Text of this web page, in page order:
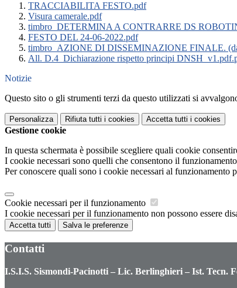
TRACCIABILITA FESTO.pdf
Visura camerale.pdf
timbro_DETERMINA A CONTRARRE DS
FESTO DEL 24-06-2022.pdf
timbro_AZIONE DI DISSEMINAZIONE FINALE.
All. D.4_Dichiarazione rispetto principi
Notizie
Questo sito o gli strumenti terzi da questo utilizzati si
Personalizza Rifiuta tutti i cookies Accetta tutti i cookies
Gestione cookie
In questa schermata è possibile scegliere quali cookie
I cookie necessari sono quelli che consentono il
Per conoscere quali sono i cookie necessari al funzionamento
Cookie necessari per il funzionamento
I cookie necessari per il funzionamento non possono essere
Accetta tutti Salva le preferenze
Contatti
I.S.I.S. Sismondi-Pacinotti – Lic. Berlinghieri – Ist. Tecn.